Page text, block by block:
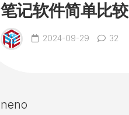
笔记软件简单比较
2024-09-29 32
neno